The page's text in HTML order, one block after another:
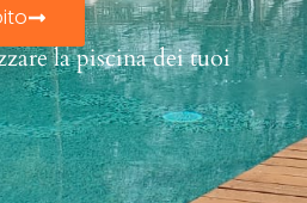
la piscina dei tuoi